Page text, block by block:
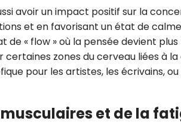
avoir un impact positif sur la
et en favorisant un état de
« flow » où la pensée devient
zones du cerveau liées à
pour les artistes, les écrivains,
et de la